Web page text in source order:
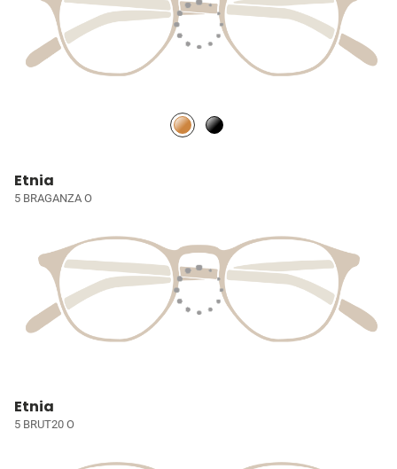
Etnia
5 BRAGANZA O
Etnia
5 BRUT20 O